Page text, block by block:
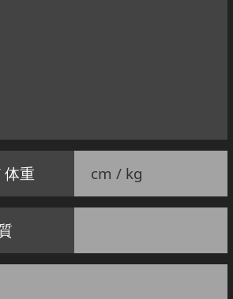
重 cm / kg